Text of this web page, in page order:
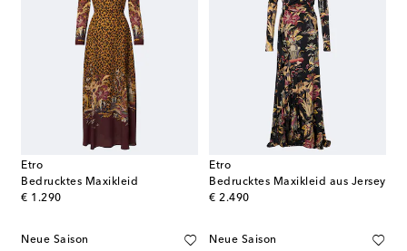
Etro
Bedrucktes Maxikleid
€ 1.290
original price
Etro
Bedrucktes Maxikleid aus Jersey
€ 2.490
original price
Neue Saison Neue Saison